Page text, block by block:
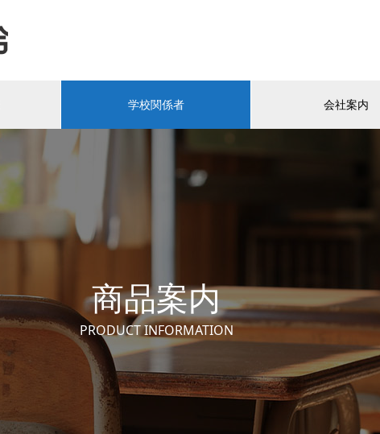
学校関係者 会社案内
商品案内
PRODUCT INFORMATION